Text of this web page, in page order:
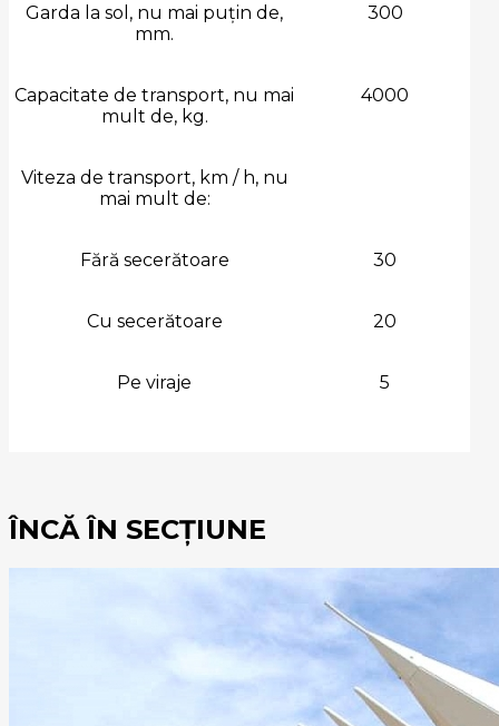
Garda la sol, nu mai puțin de,
mm.
300
Capacitate de transport, nu mai
mult de, kg.
4000
Viteza de transport, km / h, nu
mai mult de:
Fără secerătoare 30
Cu secerătoare 20
Pe viraje 5
ÎNCĂ ÎN SECȚIUNE